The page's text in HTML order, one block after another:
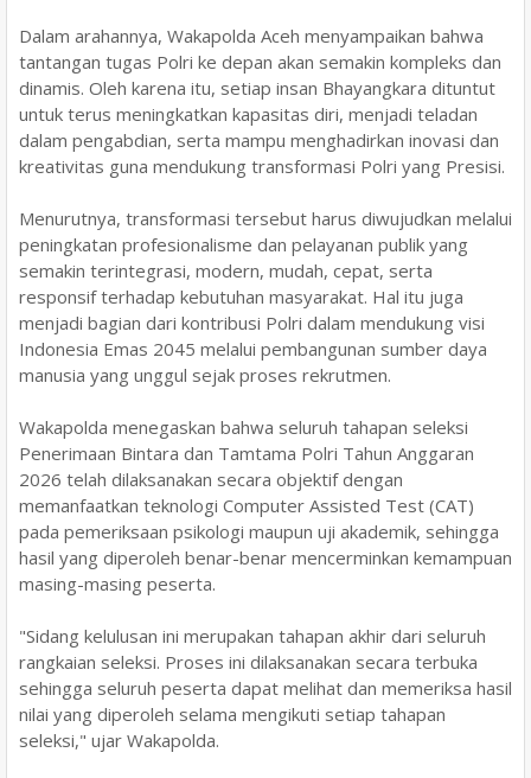
Dalam arahannya, Wakapolda Aceh menyampaikan bahwa
tantangan tugas Polri ke depan akan semakin kompleks dan
dinamis. Oleh karena itu, setiap insan Bhayangkara dituntut
untuk terus meningkatkan kapasitas diri, menjadi teladan
dalam pengabdian, serta mampu menghadirkan inovasi dan
kreativitas guna mendukung transformasi Polri yang Presisi.
Menurutnya, transformasi tersebut harus diwujudkan melalui
peningkatan profesionalisme dan pelayanan publik yang
semakin terintegrasi, modern, mudah, cepat, serta
responsif terhadap kebutuhan masyarakat. Hal itu juga
menjadi bagian dari kontribusi Polri dalam mendukung visi
Indonesia Emas 2045 melalui pembangunan sumber daya
manusia yang unggul sejak proses rekrutmen.
Wakapolda menegaskan bahwa seluruh tahapan seleksi
Penerimaan Bintara dan Tamtama Polri Tahun Anggaran
2026 telah dilaksanakan secara objektif dengan
memanfaatkan teknologi Computer Assisted Test (CAT)
pada pemeriksaan psikologi maupun uji akademik, sehingga
hasil yang diperoleh benar-benar mencerminkan kemampuan
masing-masing peserta.
"Sidang kelulusan ini merupakan tahapan akhir dari seluruh
rangkaian seleksi. Proses ini dilaksanakan secara terbuka
sehingga seluruh peserta dapat melihat dan memeriksa hasil
nilai yang diperoleh selama mengikuti setiap tahapan
seleksi," ujar Wakapolda.